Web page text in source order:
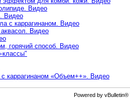
Видео
Видео
с каррагинаном. Видео
Видео
горячий способ. Видео
классы"
каррагинаном «Объем++». Видео
Powered by vBulletin®